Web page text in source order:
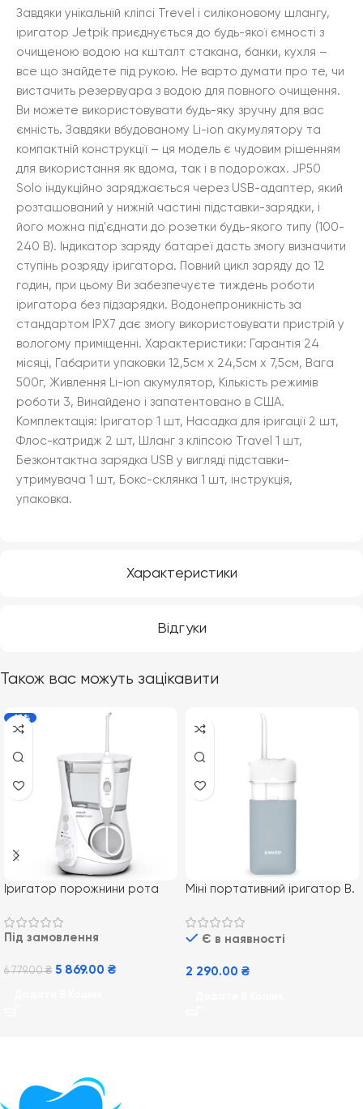
Характеристики
Відгуки
Завдяки унікальній кліпсі Trevel і силіконовому шлангу,
іригатор Jetpik приєднується до будь-якої ємності з
очищеною водою на кшталт стакана, банки, кухля –
все що знайдете під рукою. Не варто думати про те, чи
вистачить резервуара з водою для повного очищення.
Ви можете використовувати будь-яку зручну для вас
ємність. Завдяки вбудованому Li-ion акумулятору та
компактній конструкції – ця модель є чудовим рішенням
для використання як вдома, так і в подорожах. JP50
Solo індукційно заряджається через USB-адаптер, який
розташований у нижній частині підставки-зарядки, і
його можна під'єднати до розетки будь-якого типу (100-
240 В). Індикатор заряду батареї дасть змогу визначити
ступінь розряду іригатора. Повний цикл заряду до 12
годин, при цьому Ви забезпечуєте тиждень роботи
іригатора без підзарядки. Водонепроникність за
стандартом IPX7 дає змогу використовувати пристрій у
вологому приміщенні. Характеристики: Гарантія 24
місяці, Габарити упаковки 12,5см х 24,5см х 7,5см, Вага
500г, Живлення Li-ion акумулятор, Кількість режимів
роботи 3, Винайдено і запатентовано в США.
Комплектація: Іригатор 1 шт, Насадка для іригації 2 шт,
Флос-катридж 2 шт, Шланг з кліпсою Travel 1 шт,
Безконтактна зарядка USB у вигляді підставки-
утримувача 1 шт, Бокс-склянка 1 шт, інструкція,
упаковка.
Також вас можуть зацікавити
-13%
Іригатор порожнини рота
Під замовлення
6 779.00₴ 5 869.00 ₴
Міні портативний іригатор B.
Є в наявності
2 290.00 ₴